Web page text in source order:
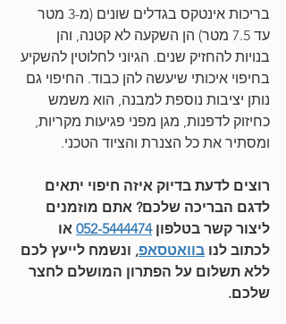
בריכות אינטקס בגדלים שונים (מ-3 מטר
עד 7.5 מטר) הן השקעה לא קטנה, והן
בנויות להחזיק שנים. הגיוני לחלוטין להשקיע
בחיפוי איכותי שיעשה להן כבוד. החיפוי גם
נותן יציבות נוספת למבנה, הוא משמש
כחיזוק לדפנות, מגן מפני פגיעות מקריות,
ומסתיר את כל הצנרת והציוד הטכני.
רוצים לדעת בדיוק איזה חיפוי יתאים
לדגם הבריכה שלכם? אתם מוזמנים
ליצור קשר בטלפון 052-5444474 או
לכתוב לנו בוואטסאפ, ונשמח לייעץ לכם
ללא תשלום על הפתרון המושלם לחצר
שלכם.